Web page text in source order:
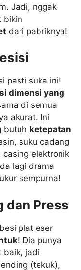
Jadi, nggak
bikin
dari pabriknya!
pasti suka ini!
dimensi yang
di semua
akurat. Ini
butuh ketepatan
suku cadang
casing elektronik
lagi drama
sempurna!
dan Press
plat eser
! Dia punya
baik, jadi
(tekuk),